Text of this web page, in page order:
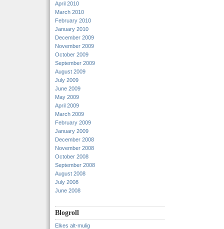
April 2010
March 2010
February 2010
January 2010
December 2009
November 2009
October 2009
September 2009
August 2009
July 2009
June 2009
May 2009
April 2009
March 2009
February 2009
January 2009
December 2008
November 2008
October 2008
September 2008
August 2008
July 2008
June 2008
Blogroll
Elkes alt-mulig